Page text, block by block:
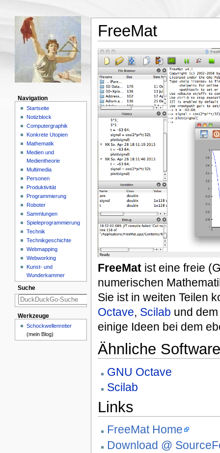
FreeMat
FreeMatist eine freie
numerischen
Sie ist in weiten Teilen
Octave, Scilab und
einige Ideen bei dem
Ähnliche
GNU Octave
Scilab
Links
FreeMat Home
Download @
Navigation
Startseite
Notizblock
Computergraphik
Konkrete Utopien
Mathematik
Medien und
Medientheorie
Multimedia
Personen
Produktivität
Programmierung
Roboter
Sammlungen
Spieleprogrammierung
Technik
Technikgeschichte
Webmapping
Webworking
Kunst- und
Wunderkammer
Suche
Werkzeuge
Schockwellenreiter
(mein Blog)